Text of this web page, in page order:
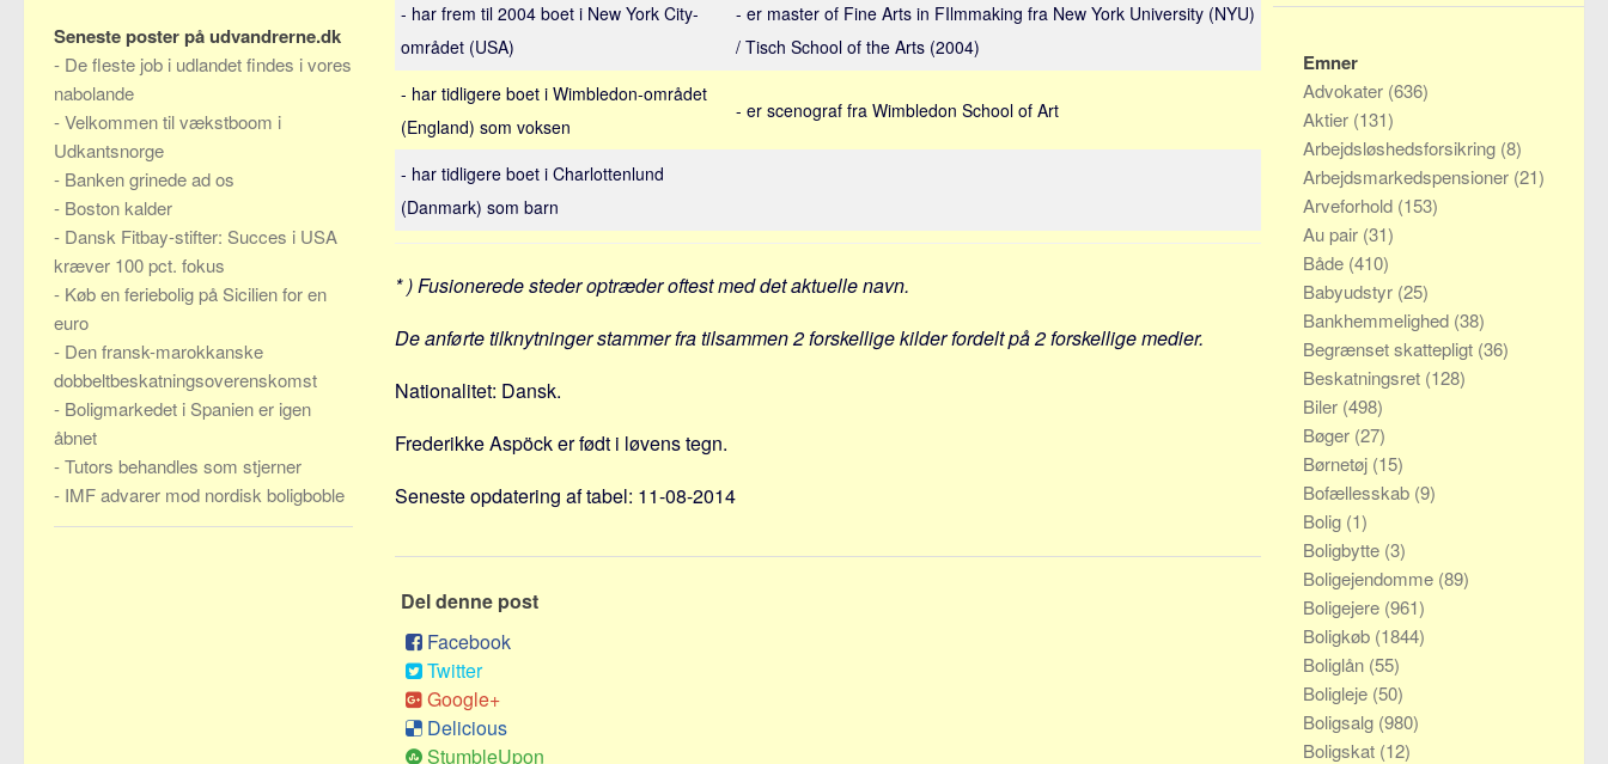
- har frem til 2004 boet i New York City-
området (USA)
- er master of Fine Arts in FIlmmaking fra New York University (NYU)
/ Tisch School of the Arts (2004)
- har tidligere boet i Wimbledon-området
(England) som voksen
- er scenograf fra Wimbledon School of Art
- har tidligere boet i Charlottenlund
(Danmark) som barn
* ) Fusionerede steder optræder oftest med det aktuelle navn.
De anførte tilknytninger stammer fra tilsammen 2 forskellige kilder fordelt på 2 forskellige medier.
Nationalitet: Dansk.
Frederikke Aspöck er født i løvens tegn.
Seneste opdatering af tabel: 11-08-2014
Del denne post
Facebook
Twitter
Google+
Delicious
StumbleUpon
Seneste poster på udvandrerne.dk
- De fleste job i udlandet findes i vores
nabolande
-Velkommen til vækstboom i
Udkantsnorge
- Banken grinede ad os
- Boston kalder
- Dansk Fitbay-stifter: Succes i USA
kræver 100 pct. fokus
- Køb en feriebolig på Sicilien for en
euro
- Den fransk-marokkanske
dobbeltbeskatningsoverenskomst
- Boligmarkedet i Spanien er igen
åbnet
-Tutors behandles som stjerner
- IMF advarer mod nordisk boligboble
Emner
Advokater (636)
Aktier (131)
Arbejdsløshedsforsikring (8)
Arbejdsmarkedspensioner (21)
Arveforhold (153)
Au pair (31)
Både (410)
Babyudstyr (25)
Bankhemmelighed (38)
Begrænset skattepligt (36)
Beskatningsret (128)
Biler (498)
Bøger (27)
Børnetøj (15)
Bofællesskab (9)
Bolig (1)
Boligbytte (3)
Boligejendomme (89)
Boligejere (961)
Boligkøb (1844)
Boliglån (55)
Boligleje (50)
Boligsalg (980)
Boligskat (12)